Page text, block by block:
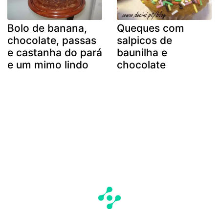
Bolo de banana,
chocolate, passas
e castanha do pará
e um mimo lindo
Queques com
salpicos de
baunilha e
chocolate